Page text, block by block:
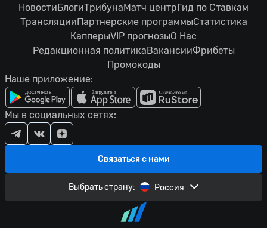
НовостиБлогиТрибунаМатч центрГид по Ставкам
ТрансляцииПартнерские программыСтатистика
КапперыVIP прогнозыО Нас
Редакционная политикаВакансииФрибеты
Промокоды
Наше приложение:
Связаться с нами
Мы в социальных сетях:
Выбрать страну: Россия